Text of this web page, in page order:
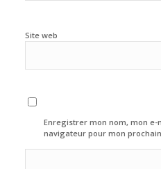
Site web
Enregistrer mon nom, mon
navigateur pour mon